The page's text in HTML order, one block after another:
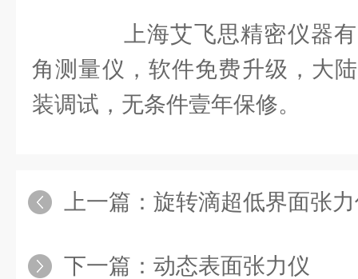
上海艾飞思精密仪器有
角测量仪，软件免费升级，大
装调试，无条件壹年保修。
上一篇： 旋转滴超低界面张力仪
下一篇： 动态表面张力仪